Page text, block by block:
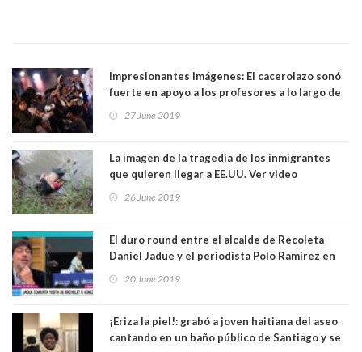
Impresionantes imágenes: El cacerolazo sonó
fuerte en apoyo a los profesores a lo largo de
27 June 2019
La imagen de la tragedia de los inmigrantes
que quieren llegar a EE.UU. Ver video
26 June 2019
El duro round entre el alcalde de Recoleta
Daniel Jadue y el periodista Polo Ramírez en
20 June 2019
¡Eriza la piel!: grabó a joven haitiana del aseo
cantando en un baño público de Santiago y se